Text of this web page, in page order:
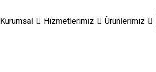
Kurumsal Hizmetlerimiz Ürünlerimiz